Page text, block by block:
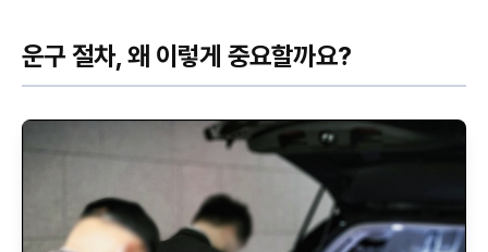
운구 절차, 왜 이렇게 중요할까요?